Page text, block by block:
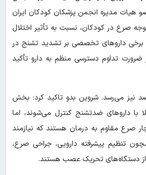
هیات مدیره انجمن پزشکان کودکان ایران
صرع در کودکان، نسبت به تأثیر اختلال
برخی داروهای تخصصی بر تشدید تشنج در
تداوم دسترسی منظم به دارو تأکید
نیز می‌رسد. شروین بدو تاکید کرد: بخش
با داروهای ضدتشنج کنترل می‌شوند، اما
صرع مقاوم به درمان هستند که نیازمند
تنظیم پیشرفته دارویی، جراحی صرع،
از دستگاه‌های تحریک عصب هستند.